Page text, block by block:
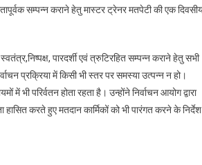
सम्पन्न कराने हेतु मास्टर ट्रेनर मतपेटी की एक
पारदर्शी एवं त्रुटिरहित सम्पन्न कराने हेतु सभी
प्रक्रिया में किसी भी स्तर पर समस्या उत्पन्न न हो।
परिर्वतन होता रहता है। उन्होंने निर्वाचन आयोग द्वारा
करते हुए मतदान कार्मिकों को भी पारंगत करने के निर्देश